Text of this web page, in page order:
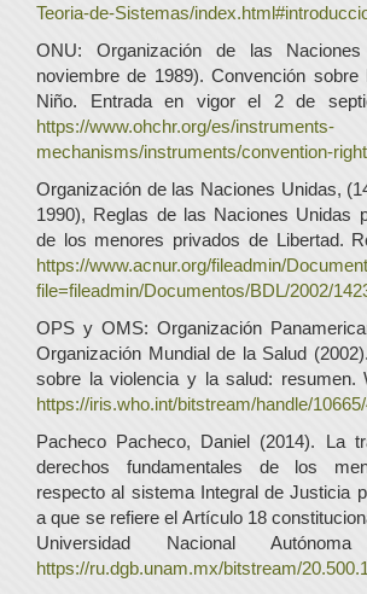
Teoria-de-Sistemas/
ONU: Organización de las
noviembre de 1989). Convención sobre
Niño. Entrada en vigor el 2 de
https://www.ohchr.org/es/instruments-
mechanisms/instruments/convention-
Organización de las Naciones Unidas,
1990), Reglas de las Naciones Unidas
de los menores privados de Libertad.
https://www.acnur.org/fileadmin/
file=fileadmin/Documentos/BDL/2002/
OPS y OMS: Organización
Organización Mundial de la Salud
sobre la violencia y la salud: resumen.
https://iris.who.int/bitstream/handle/
Pacheco Pacheco, Daniel (2014). La
derechos fundamentales de los
respecto al sistema Integral de Justicia
a que se refiere el Artículo 18
Universidad Nacional
https://ru.dgb.unam.mx/bitstream/